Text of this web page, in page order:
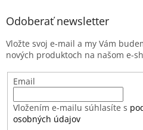
Odoberať newsletter
Vložte svoj e-mail a my Vám
nových produktoch na našom e-
Email
Vložením e-mailu súhlasíte s
osobných údajov